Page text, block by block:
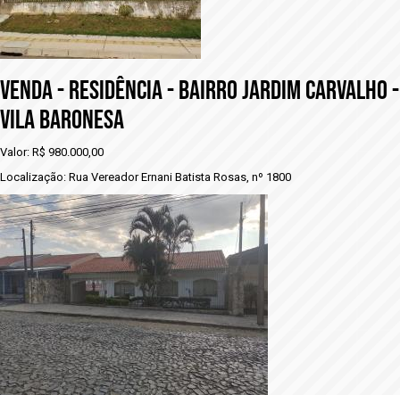
VENDA - RESIDÊNCIA - BAIRRO JARDIM CARVALHO -
vILA BARONESA
Valor: R$ 980.000,00
Localização: Rua Vereador Ernani Batista Rosas, nº 1800